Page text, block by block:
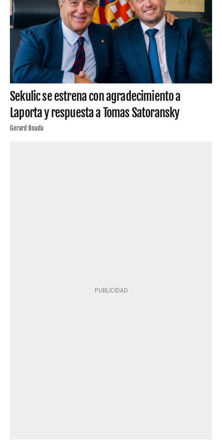
Sekulic se estrena con agradecimiento a
Laporta y respuesta a Tomas Satoransky
Gerard Boada